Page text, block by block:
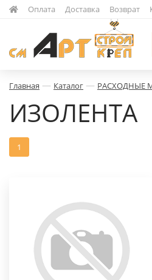
Оплата Доставка Возврат
Главная — Каталог — РАСХОДНЫЕ
ИЗОЛЕНТА
1